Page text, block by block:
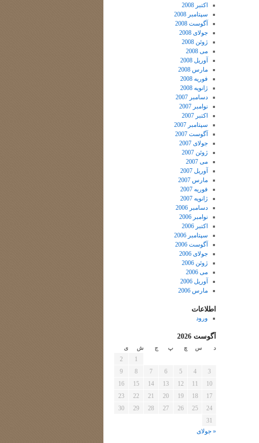
اکتبر 2008
سپتامبر 2008
آگوست 2008
جولای 2008
ژوئن 2008
می 2008
آوریل 2008
مارس 2008
فوریه 2008
ژانویه 2008
دسامبر 2007
نوامبر 2007
اکتبر 2007
سپتامبر 2007
آگوست 2007
جولای 2007
ژوئن 2007
می 2007
آوریل 2007
مارس 2007
فوریه 2007
ژانویه 2007
دسامبر 2006
نوامبر 2006
اکتبر 2006
سپتامبر 2006
آگوست 2006
جولای 2006
ژوئن 2006
می 2006
آوریل 2006
مارس 2006
اطلاعات
ورود
آگوست 2026
د س چ پ ج ش ی
1
2
3
4
5
6
7
8
9
10
11
12
13
14
15
16
17
18
19
20
21
22
23
24
25
26
27
28
29
30
31
« جولای